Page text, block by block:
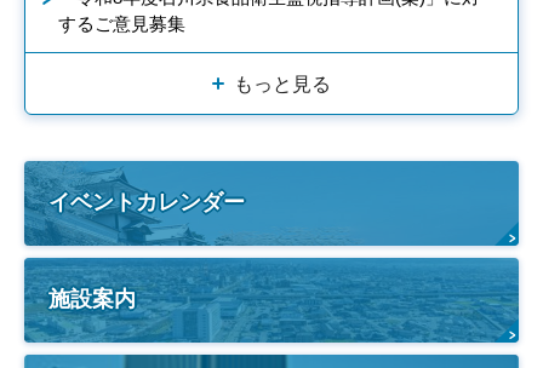
するご意見募集
もっと見る
イベントカレンダー
施設案内